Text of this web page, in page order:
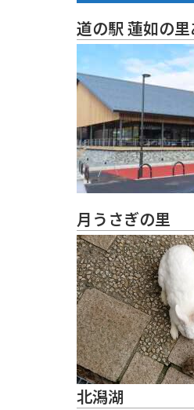
道の駅 蓮如の
月うさぎの里
北潟湖